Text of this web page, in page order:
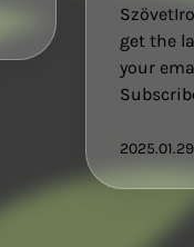
get the
your